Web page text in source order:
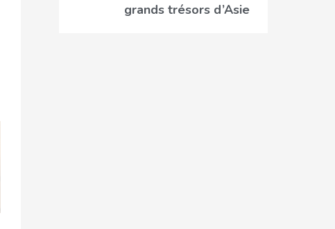
grands trésors d’Asie